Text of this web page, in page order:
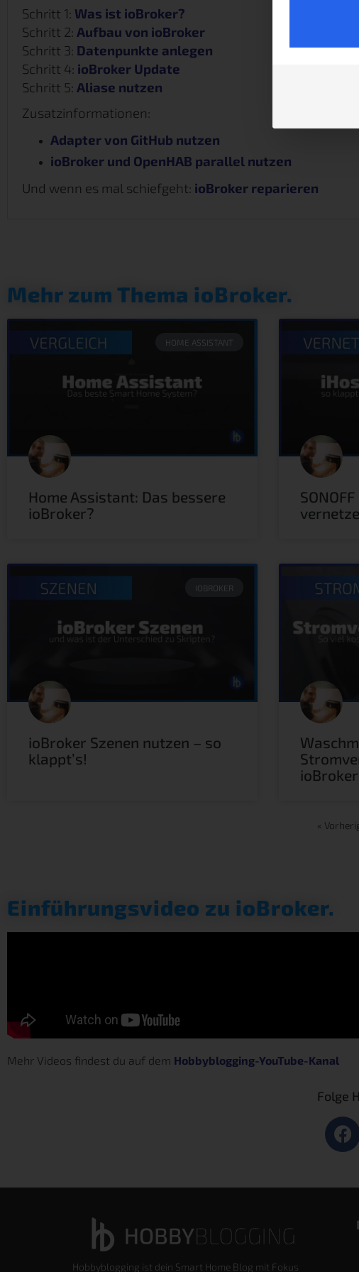
Schritt 1: Was ist ioBroker?
Schritt 2: Aufbau von ioBroker
Schritt 3: Datenpunkte anlegen
Schritt 4: ioBroker Update
Schritt 5: Aliase nutzen
Zusatzinformationen:
Adapter von GitHub nutzen
ioBroker und OpenHAB parallel nutzen
Und wenn es mal schiefgeht: ioBroker reparieren
Mehr zum Thema ioBroker.
HOME ASSISTANT
Home Assistant: Das bessere
ioBroker?
IOBROKER
ioBroker Szenen nutzen – so
klappt’s!
ioBroker
«
Einführungsvideo zu ioBroker.
Mehr Videos findest du auf dem Hobbyblogging-YouTube-Kanal
Folge
Hobbyblogging ist dein Smart Home Blog mit Fokus